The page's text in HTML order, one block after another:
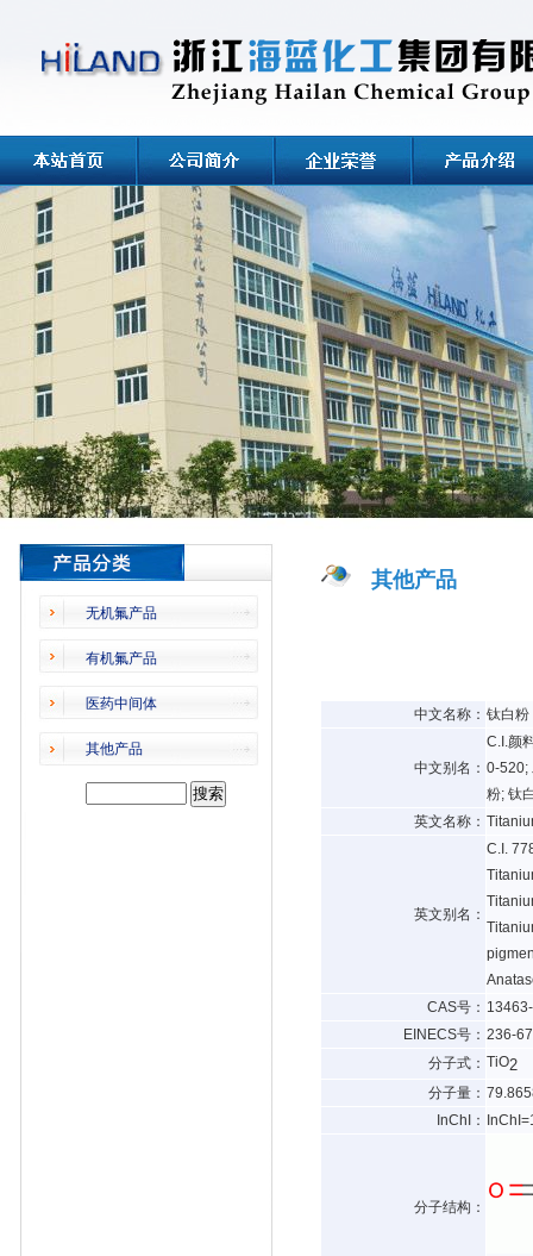
无机氟产品
有机氟产品
医药中间体
其他产品
其他产品
中文名称： 钛白粉
中文别名：
C.I.颜
0-520;
粉; 钛
英文名称：
英文别名：
C.I.
CAS号：
EINECS号： 236-
分子式： TiO2
分子量：
InChI：
分子结构：